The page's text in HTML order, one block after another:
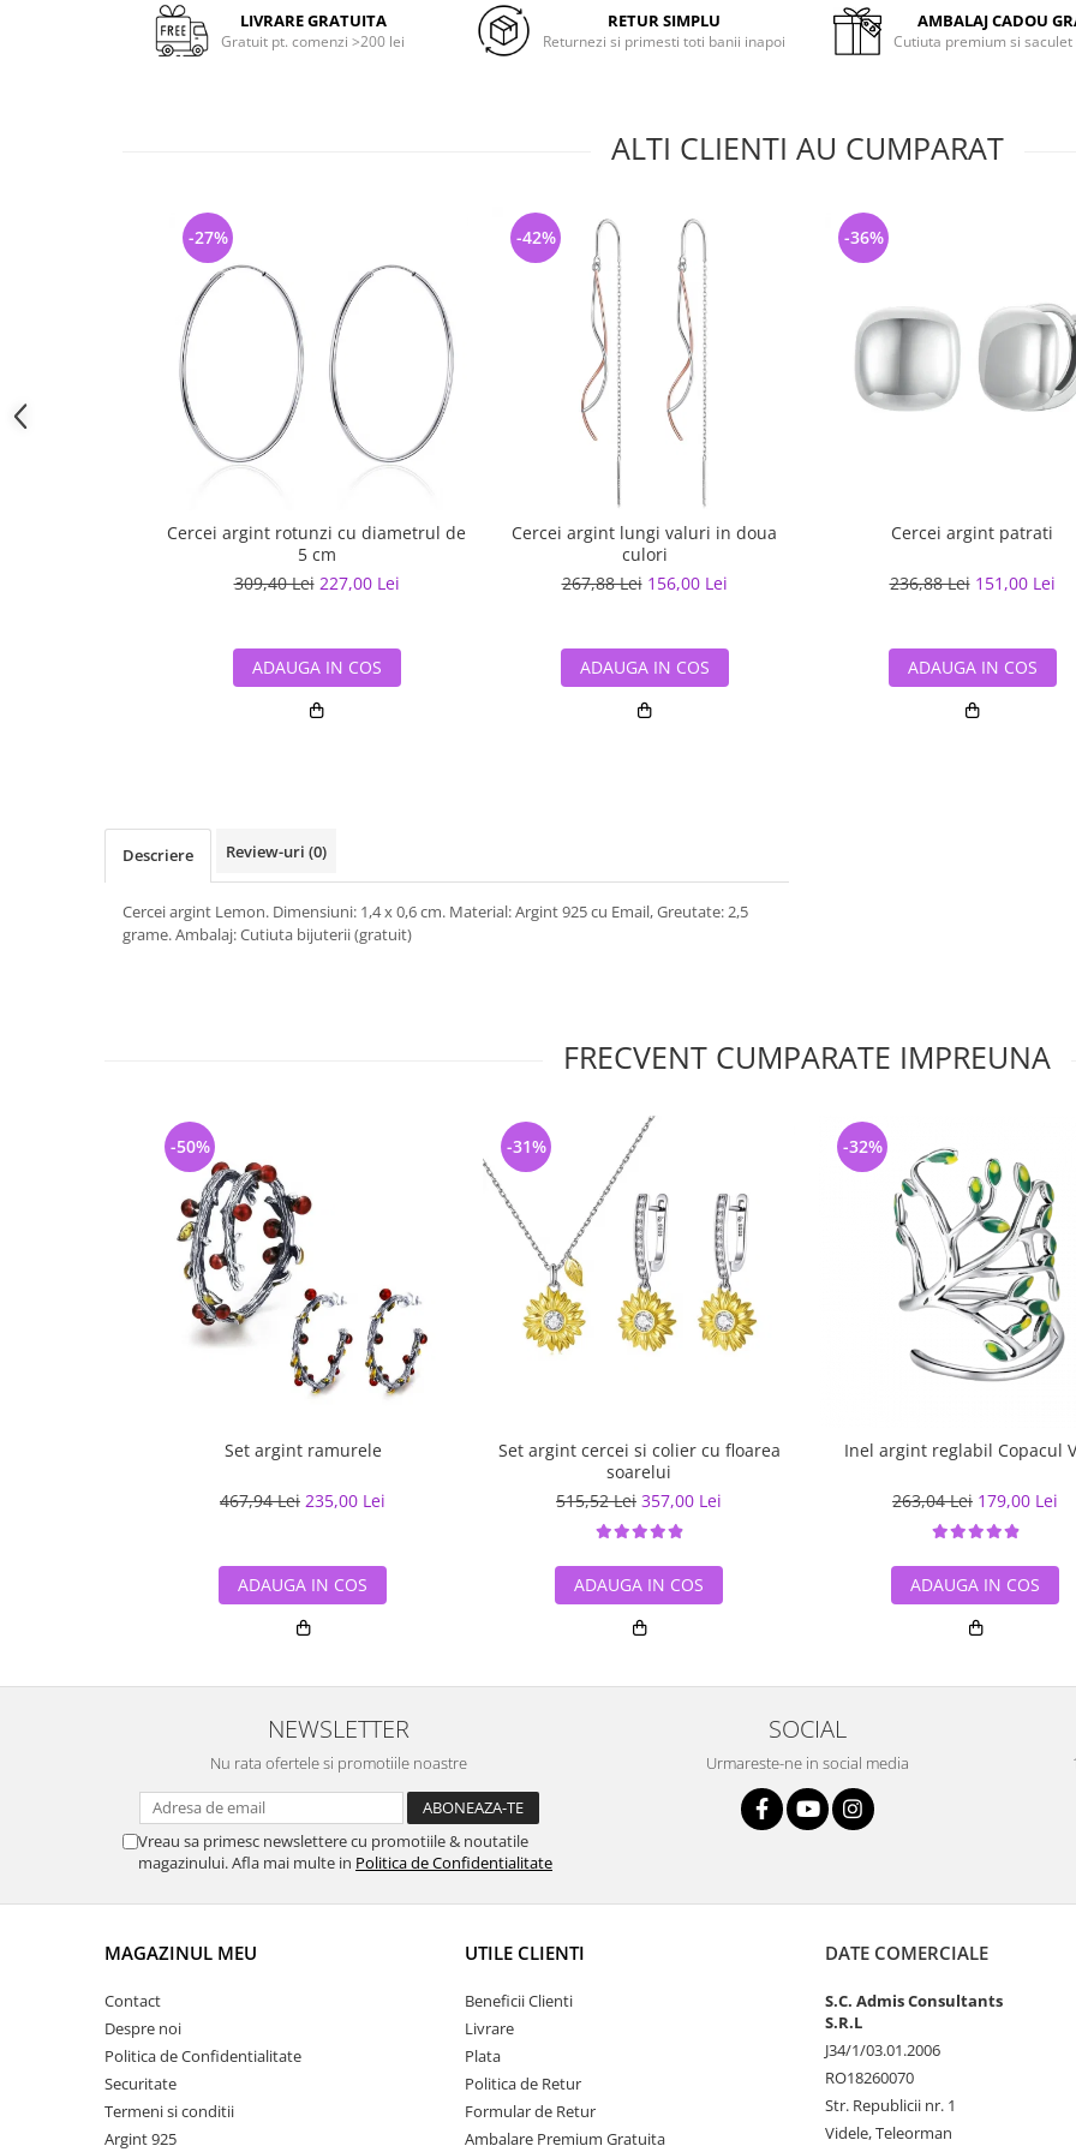
LIVRARE GRATUITA
Gratuit pt. comenzi >200 lei
RETUR SIMPLU
Returnezi si primesti toti banii inapoi
AMBALAJ CADOU
Cutiuta premium si saculet
ALTI CLIENTI AU CUMPARAT
Cercei argint rotunzi cu diametrul de
5 cm
309,40 Lei 227,00 Lei
-27%
ADAUGA IN COS
Cercei argint lungi valuri in doua
culori
267,88 Lei 156,00 Lei
-42%
ADAUGA IN COS
Cercei argint patrati
236,88 Lei 151,00 Lei
-36%
ADAUGA IN COS
Descriere Review-uri (0)
Cercei argint Lemon. Dimensiuni: 1,4 x 0,6 cm. Material: Argint 925 cu Email, Greutate: 2,5
grame. Ambalaj: Cutiuta bijuterii (gratuit)
FRECVENT CUMPARATE IMPREUNA
Set argint ramurele
467,94 Lei 235,00 Lei
-50%
ADAUGA IN COS
Set argint cercei si colier cu floarea
soarelui
515,52 Lei 357,00 Lei
-31%
ADAUGA IN COS
Inel argint reglabil Copacul
263,04 Lei 179,00 Lei
-32%
ADAUGA IN COS
NEWSLETTER
Nu rata ofertele si promotiile noastre
Vreau sa primesc newslettere cu promotiile & noutatile
magazinului. Afla mai multe in Politica de Confidentialitate
SOCIAL
Urmareste-ne in social media
MAGAZINUL MEU
Contact
Despre noi
Politica de Confidentialitate
Securitate
Termeni si conditii
Argint 925
UTILE CLIENTI
Beneficii Clienti
Livrare
Plata
Politica de Retur
Formular de Retur
Ambalare Premium Gratuita
DATE COMERCIALE
S.C. Admis Consultants
S.R.L
J34/1/03.01.2006
RO18260070
Str. Republicii nr. 1
Videle, Teleorman